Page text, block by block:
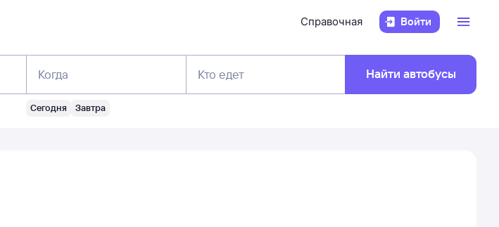
Справочная Войти
Когда
Сегодня Завтра
Кто едет Найти автобусы